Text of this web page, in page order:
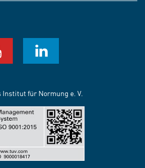
Institut für Normung e. V.